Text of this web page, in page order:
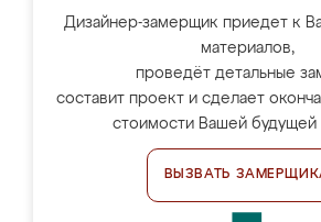
Дизайнер-замерщик приедет к
материалов,
проведёт детальные
составит проект и сделает
стоимости Вашей будущей
ВЫЗВАТЬ